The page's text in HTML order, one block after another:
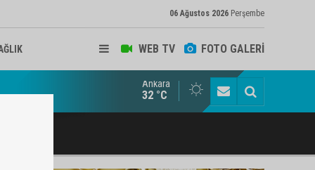
06 Ağustos 2026 Perşembe
WEB TV FOTO GALERİ
ve Arabulucu Rüstem Yiğit Ahizer'e ziyaretçi akını
Ankara
32 °C